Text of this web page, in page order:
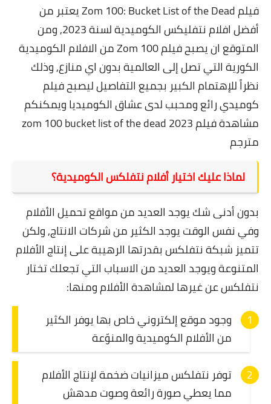
فيلم
Zom 100: Bucket List of the Dead يعتبر من
أفضل افلام نتفليكس الكوميدية لسنة 2023, ومن
المتوقع ان يصبحفيلم Zom 100
من الافلام الكوميدية
الكورية التي تصل إلى العالمية بدون اي منازع, وذلك
نظراً للإهتمام الكبير بجميع التفاصيل ليصبح فيلم
كوميدي رائع ومحبب لدى عشاق الكوميديا ويمكنكم
مشاهدة
فيلم zom 100 bucket list of the dead 2023
مترجم
لماذا عليك اختيار أفلام نتفلكس الكوميدية؟
بدون أدنى شك يوجد العديد من مواقع تحميل الأفلام
وفي نفس الوقت يوجد الكثير من شركات الانتاج, ولكن
تتميز شبكة نتفلكس بقدرتها الرهيبة على إنتاج الأفلام
المتنوعة ويوجد العديد من الاسباب التي تجعلك تختار
نتفلكس عن غيرها لمشاهدة الأفلام ومنها:
وجود موقع إلكتروني خاص بها يوفر الكثير
من الأفلام الكوميدية والمنوّعة
توفر نتفلكس ميزانيات ضخمة لإنتاج الأفلام
مما يعطي صورة رائعة وصوت مدهش